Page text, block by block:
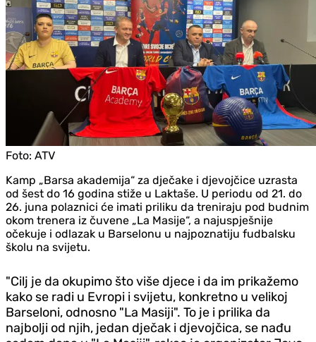
Foto: ATV
Kamp „Barsa akademija“ za dječake i djevojčice uzrasta
od šest do 16 godina stiže u Laktaše. U periodu od 21. do
26. juna polaznici će imati priliku da treniraju pod budnim
okom trenera iz čuvene „La Masije“, a najuspješnije
očekuje i odlazak u Barselonu u najpoznatiju fudbalsku
školu na svijetu.
"Cilj je da okupimo što više djece i da im prikažemo
kako se radi u Evropi i svijetu, konkretno u velikoj
Barseloni, odnosno "La Masiji". To je i prilika da
najbolji od njih, jedan dječak i djevojčica, se nađu